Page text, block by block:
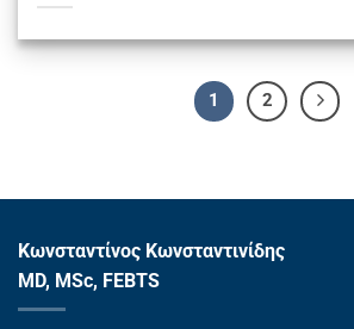
1 2
Κωνσταντίνος Κωνσταντινίδης
MD, MSc, FEBTS